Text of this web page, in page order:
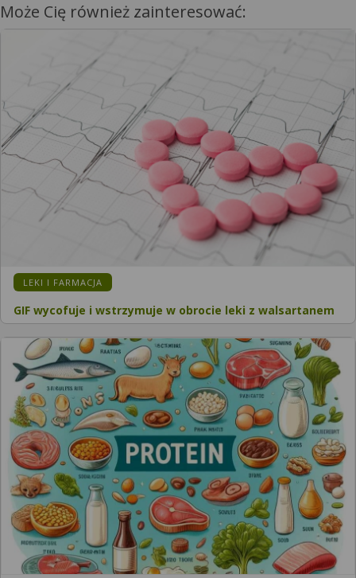
Może Cię również zainteresować:
LEKI I FARMACJA
GIF wycofuje i wstrzymuje w obrocie leki z walsartanem